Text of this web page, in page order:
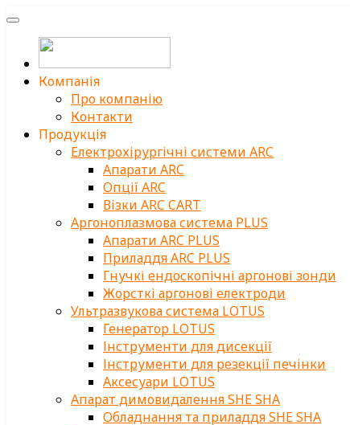
Компанія
Про компанію
Контакти
Продукція
Електрохірургічні системи ARC
Апарати ARC
Опції ARC
Візки ARC CART
Аргоноплазмова система PLUS
Апарати ARC PLUS
Приладдя ARC PLUS
Гнучкі ендоскопічні аргонові зонди
Жорсткі аргонові електроди
Ультразвукова система LOTUS
Генератор LOTUS
Інструменти для дисекції
Інструменти для резекції печінки
Аксесуари LOTUS
Апарат димовидалення SHE SHA
Обладнання та приладдя SHE SHA